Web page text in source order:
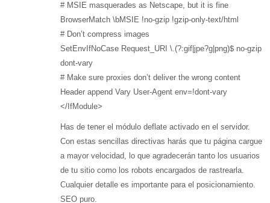
# MSIE masquerades as Netscape, but it is fine
BrowserMatch \bMSIE !no-gzip !gzip-only-text/html
# Don’t compress images
SetEnvIfNoCase Request_URI \.(?:gif|jpe?g|png)$ no-gzip
dont-vary
# Make sure proxies don’t deliver the wrong content
Header append Vary User-Agent env=!dont-vary
</IfModule>
Has de tener el módulo deflate activado en el servidor.
Con estas sencillas directivas harás que tu página cargue
a mayor velocidad, lo que agradecerán tanto los usuarios
de tu sitio como los robots encargados de rastrearla.
Cualquier detalle es importante para el posicionamiento.
SEO puro.